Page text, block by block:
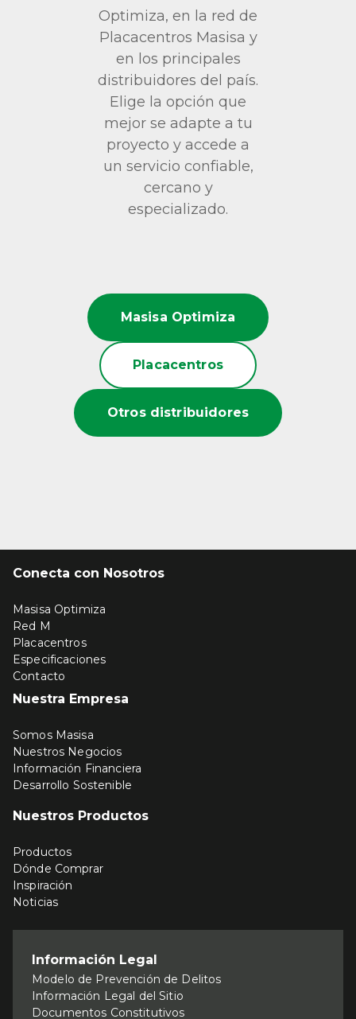
Optimiza, en la red de
Placacentros Masisa y
en los principales
distribuidores del país.
Elige la opción que
mejor se adapte a tu
proyecto y accede a
un servicio confiable,
cercano y
especializado.
Masisa Optimiza
Placacentros
Otros distribuidores
Conecta con Nosotros
Masisa Optimiza
Red M
Placacentros
Especificaciones
Contacto
Nuestra Empresa
Somos Masisa
Nuestros Negocios
Información Financiera
Desarrollo Sostenible
Nuestros Productos
Productos
Dónde Comprar
Inspiración
Noticias
Información Legal
Modelo de Prevención de Delitos
Información Legal del Sitio
Documentos Constitutivos